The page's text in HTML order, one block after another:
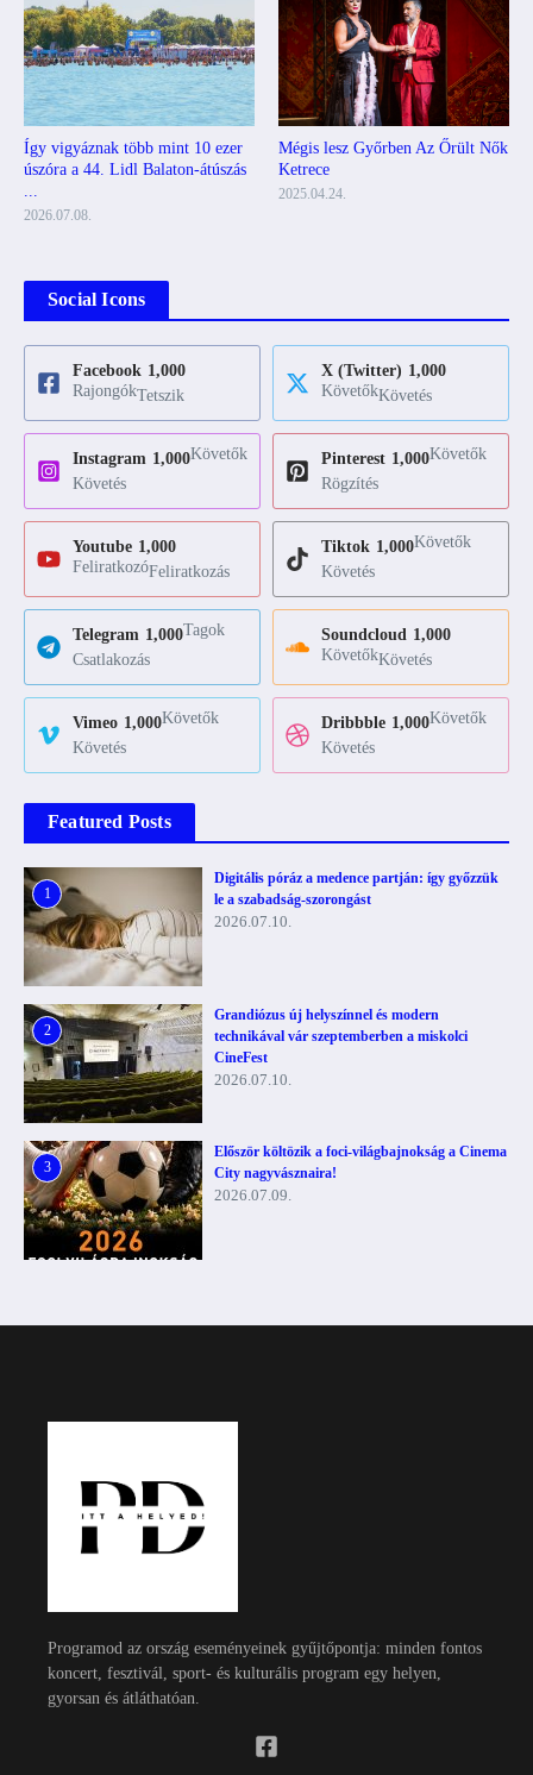
Így vigyáznak több mint 10 ezer
úszóra a 44. Lidl Balaton-átúszás
...
2026.07.08.
Mégis lesz Győrben Az Őrült Nők
Ketrece
2025.04.24.
Social Icons
Facebook 1,000
RajongókTetszik
X (Twitter) 1,000
KövetőkKövetés
Instagram 1,000Követők
Követés
Pinterest 1,000Követők
Rögzítés
Youtube 1,000
FeliratkozóFeliratkozás
Tiktok 1,000Követők
Követés
Telegram 1,000Tagok
Csatlakozás
Soundcloud 1,000
KövetőkKövetés
Vimeo 1,000Követők
Követés
Dribbble 1,000Követők
Követés
Featured Posts
1
Digitális póráz a medence partján: így győzzük
le a szabadság-szorongást
2026.07.10.
2
Grandiózus új helyszínnel és modern
technikával vár szeptemberben a miskolci
CineFest
2026.07.10.
3
Először költözik a foci-világbajnokság a Cinema
City nagyvásznaira!
2026.07.09.
Programod az ország eseményeinek gyűjtőpontja: minden fontos
koncert, fesztivál, sport- és kulturális program egy helyen,
gyorsan és átláthatóan.